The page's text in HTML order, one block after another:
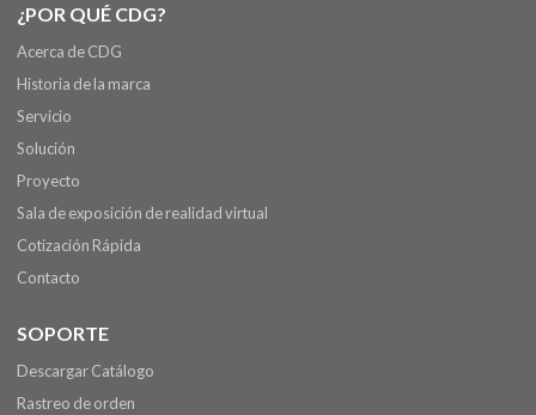
¿POR QUÉ CDG?
Acerca de CDG
Historia de la marca
Servicio
Solución
Proyecto
Sala de exposición de realidad virtual
Cotización Rápida
Contacto
SOPORTE
Descargar Catálogo
Rastreo de orden